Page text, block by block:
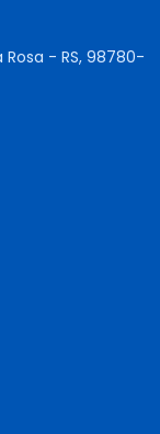
- RS, 98780-